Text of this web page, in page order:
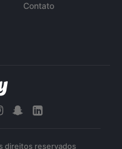
Contato
direitos reservados